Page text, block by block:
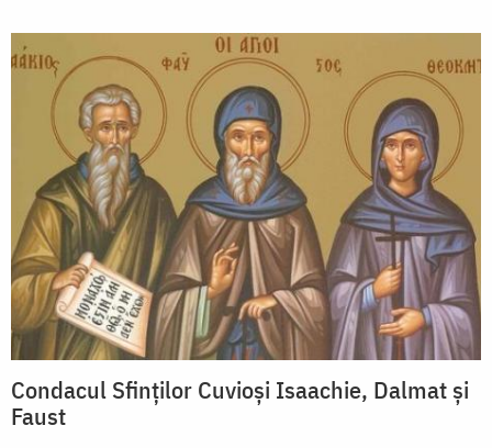
Condacul Sfinţilor Cuvioşi Isaachie, Dalmat şi
Faust